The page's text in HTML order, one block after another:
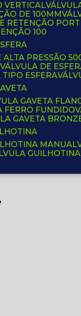
VERTICAL
DE 100MM
RETENÇÃO
100
ALTA PRESSÃO
VÁLVULA DE
TIPO ESFERA
GAVETA
FERRO FUNDIDO
GAVETA
MANUAL